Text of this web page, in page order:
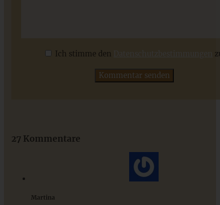
Das beste Rezept für Omas lockeren und buttrigen
27 Kommentare
Martina
Ich stimme den